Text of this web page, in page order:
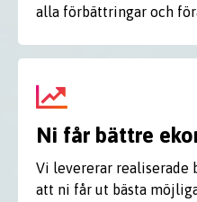
alla förbättringar och
Ni får bättre
Vi levererar realiserade
att ni får ut bästa